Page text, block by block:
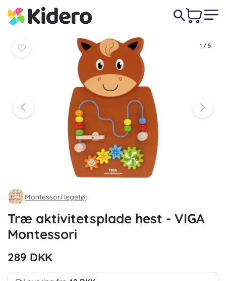
1 / 5
Montessori legetøj
Træ aktivitetsplade hest - VIGA
Montessori
289 DKK
289 DKK
Læg i